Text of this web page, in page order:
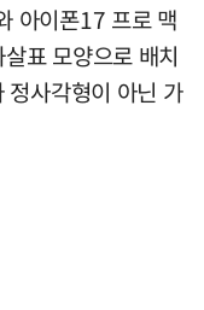
아이폰17 프로 맥
표 모양으로 배치
사각형이 아닌 가